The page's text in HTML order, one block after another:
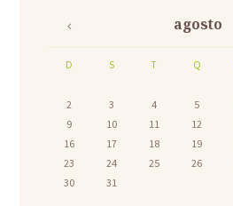
agosto
D S T Q
2
3 4 5
9
10 11 12
16
17 18 19
23
24 25 26
30
31